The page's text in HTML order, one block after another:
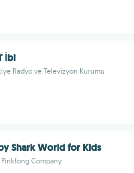
İbi
Radyo ve Televizyon Kurumu
Shark World for Kids
Pinkfong Company